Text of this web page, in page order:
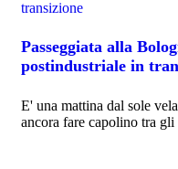
Passeggiata alla
postindustriale in
E' una mattina dal sole
ancora fare capolino tra